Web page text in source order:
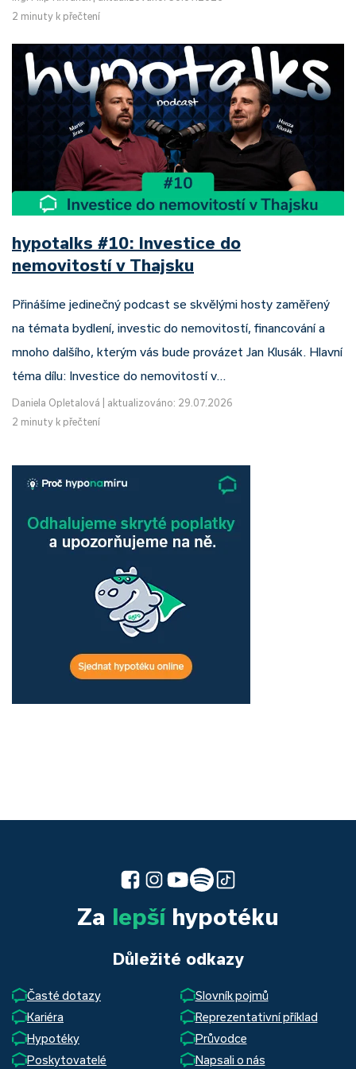
2 minuty k přečtení
hypotalks #10: Investice do
nemovitostí v Thajsku
Přinášíme jedinečný podcast se skvělými hosty zaměřený
na témata bydlení, investic do nemovitostí, financování a
mnoho dalšího, kterým vás bude provázet Jan Klusák. Hlavní
téma dílu: Investice do nemovitostí v…
Daniela Opletalová
aktualizováno: 29.07.2026
2 minuty k přečtení
Za lepšíhypotéku
Důležité odkazy
Časté dotazy
Slovník pojmů
Kariéra
Reprezentativní příklad
Hypotéky
Průvodce
Poskytovatelé
Napsali o nás